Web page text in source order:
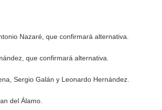
Nazaré, que confirmará alternativa.
que confirmará alternativa.
Sergio Galán y Leonardo Hernández.
del Álamo.